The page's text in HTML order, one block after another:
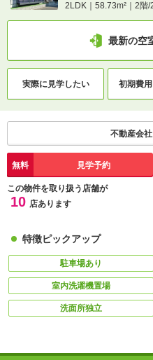
2LDK｜58.73m²｜2階/
最新の空
実際に見学したい 初期費
不動産会
無料 見学予約
この物件を取り扱う店舗が
10 店あります
特徴ピックアップ
駐車場あり
室内洗濯機置場
洗面所独立